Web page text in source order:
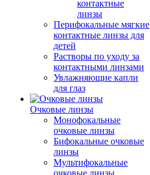
контактные
линзы
Перифокальные мягкие
контактные линзы для
детей
Растворы по уходу за
контактными линзами
Увлажняющие капли
для глаз
Очковые линзы
Монофокальные
очковые линзы
Бифокальные очковые
линзы
Мультифокальные
очковые линзы